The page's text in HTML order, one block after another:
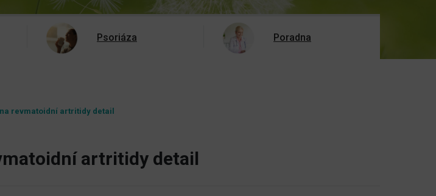
Psoriáza Poradna
revmatoidní artritidy detail
artritidy detail